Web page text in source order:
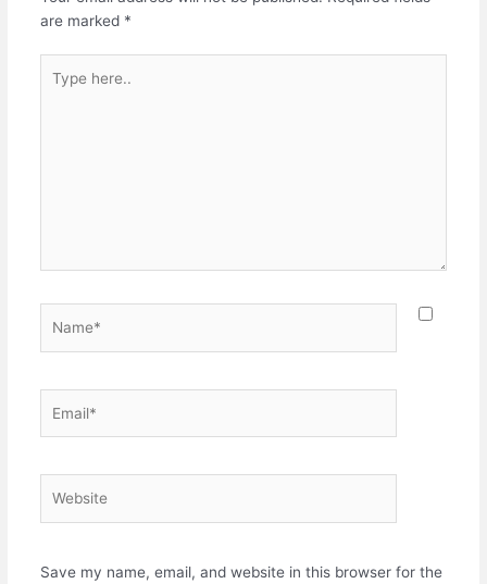
are marked *
here..
Save my name, email, and website in this browser for the